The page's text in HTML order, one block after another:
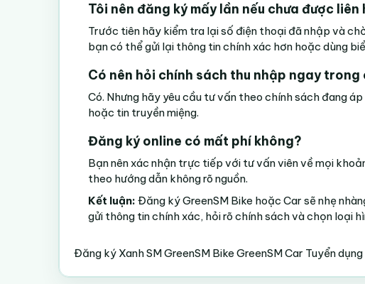
Tôi nên đăng ký mấy lần nếu chưa được liên
Trước tiên hãy kiểm tra lại số điện thoại đã nhập và
bạn có thể gửi lại thông tin chính xác hơn hoặc dùng
Có nên hỏi chính sách thu nhập ngay
Có. Nhưng hãy yêu cầu tư vấn theo chính sách đang
hoặc tin truyền miệng.
Đăng ký online có mất phí không?
Bạn nên xác nhận trực tiếp với tư vấn viên về mọi
theo hướng dẫn không rõ nguồn.
Kết luận: Đăng ký GreenSM Bike hoặc Car sẽ nhẹ
gửi thông tin chính xác, hỏi rõ chính sách và chọn loại
Đăng ký Xanh SMGreenSM Bike GreenSM Car Tuyển